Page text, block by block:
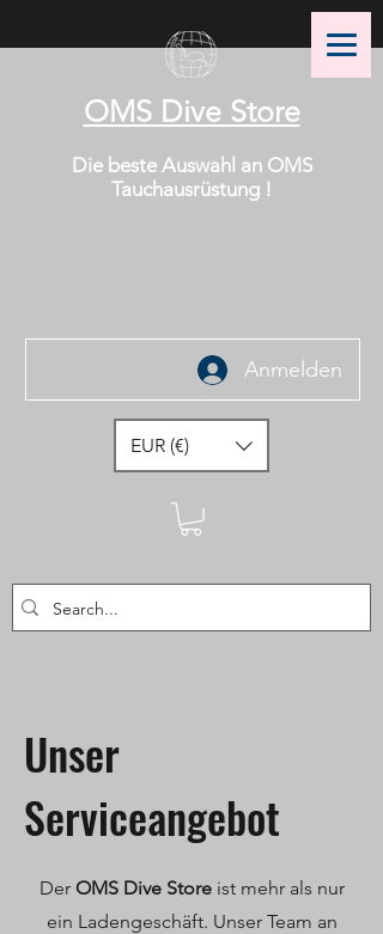
OMS Dive Store
Die beste Auswahl an OMS
Tauchausrüstung !
Anmelden
EUR (€)
Unser
Serviceangebot
Der OMS Dive Storeist mehr als nur
ein Ladengeschäft. Unser Team an